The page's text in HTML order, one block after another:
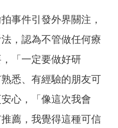
事件引發外界關注，
，認為不管做任何療
「一定要做好研
悉、有經驗的朋友可
心，「像這次我會
薦，我覺得這種可信